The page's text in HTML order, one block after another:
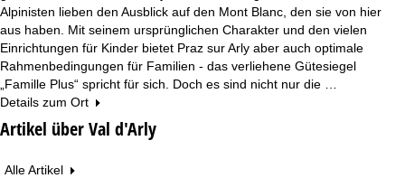
Alpinisten lieben den Ausblick auf den Mont Blanc, den sie von hier
aus haben. Mit seinem ursprünglichen Charakter und den vielen
Einrichtungen für Kinder bietet Praz sur Arly aber auch optimale
Rahmenbedingungen für Familien - das verliehene Gütesiegel
„Famille Plus“ spricht für sich. Doch es sind nicht nur die …
Details zum Ort
Artikel über Val d'Arly
Alle Artikel